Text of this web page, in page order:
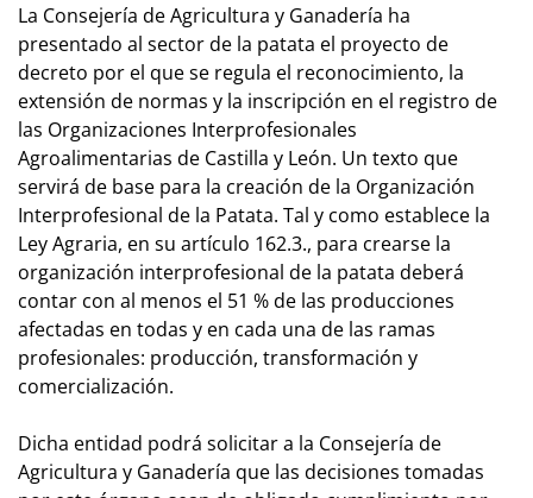
La Consejería de Agricultura y Ganadería ha
presentado al sector de la patata el proyecto de
decreto por el que se regula el reconocimiento, la
extensión de normas y la inscripción en el registro de
las Organizaciones Interprofesionales
Agroalimentarias de Castilla y León. Un texto que
servirá de base para la creación de la Organización
Interprofesional de la Patata. Tal y como establece la
Ley Agraria, en su artículo 162.3., para crearse la
organización interprofesional de la patata deberá
contar con al menos el 51 % de las producciones
afectadas en todas y en cada una de las ramas
profesionales: producción, transformación y
comercialización.
Dicha entidad podrá solicitar a la Consejería de
Agricultura y Ganadería que las decisiones tomadas